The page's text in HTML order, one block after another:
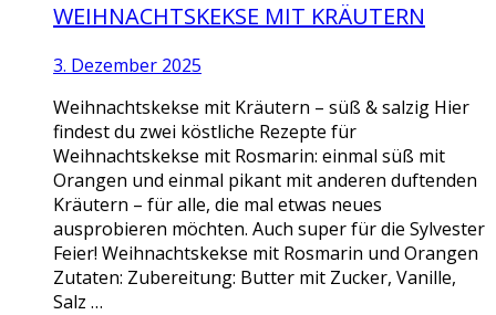
WEIHNACHTSKEKSE MIT KRÄUTERN
3. Dezember 2025
Weihnachtskekse mit Kräutern – süß & salzig Hier
findest du zwei köstliche Rezepte für
Weihnachtskekse mit Rosmarin: einmal süß mit
Orangen und einmal pikant mit anderen duftenden
Kräutern – für alle, die mal etwas neues
ausprobieren möchten. Auch super für die Sylvester
Feier! Weihnachtskekse mit Rosmarin und Orangen
Zutaten: Zubereitung: Butter mit Zucker, Vanille,
Salz …